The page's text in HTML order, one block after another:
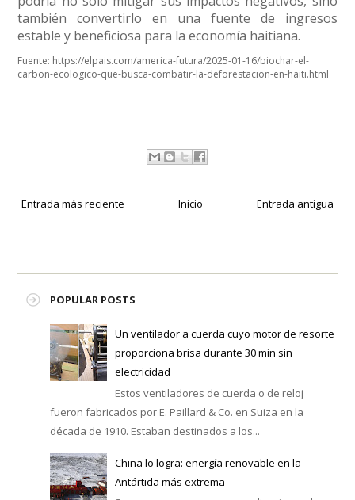
también convertirlo en una fuente de ingresos
estable y beneficiosa para la economía haitiana.
Fuente: https://elpais.com/america-futura/2025-01-16/biochar-el-
carbon-ecologico-que-busca-combatir-la-deforestacion-en-haiti.html
Entrada más reciente Entrada antigua
Inicio
POPULAR POSTS
Un ventilador a cuerda cuyo motor de resorte
proporciona brisa durante 30 min sin
electricidad
Estos ventiladores de cuerda o de reloj
fueron fabricados por E. Paillard & Co. en Suiza en la
década de 1910. Estaban destinados a los...
China lo logra: energía renovable en la
Antártida más extrema